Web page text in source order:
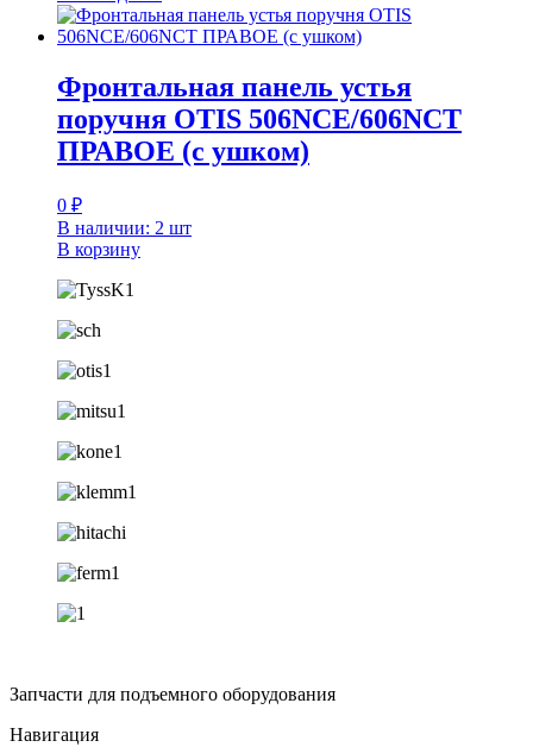
Фронтальная панель устья
поручня OTIS 506NCE/606NCT
ПРАВОЕ (с ушком)
0 ₽
В наличии: 2 шт
В корзину
Запчасти для подъемного оборудования
Навигация